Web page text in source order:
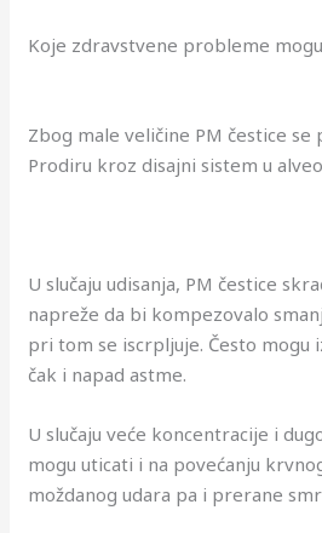
Koje zdravstvene probleme
Zbog male veličine PM čestice se
Prodiru kroz disajni sistem u
U slučaju udisanja, PM čestice
napreže da bi kompezovalo
pri tom se iscrpljuje. Često mogu
čak i napad astme.
U slučaju veće koncentracije i
mogu uticati i na povećanju
moždanog udara pa i prerane